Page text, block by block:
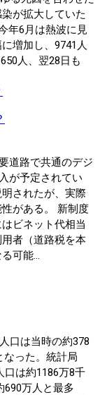
が拡大していた
年6月は熱波に見
増加し、9741人
人、翌28日も
道路で共通のデジ
が予定されてい
されたが、実際
がある。 新制度
ビネット代相当
者（道路税を本
可能...
口は当時の約378
なった。統計局
口は約1186万8千
690万人と最多